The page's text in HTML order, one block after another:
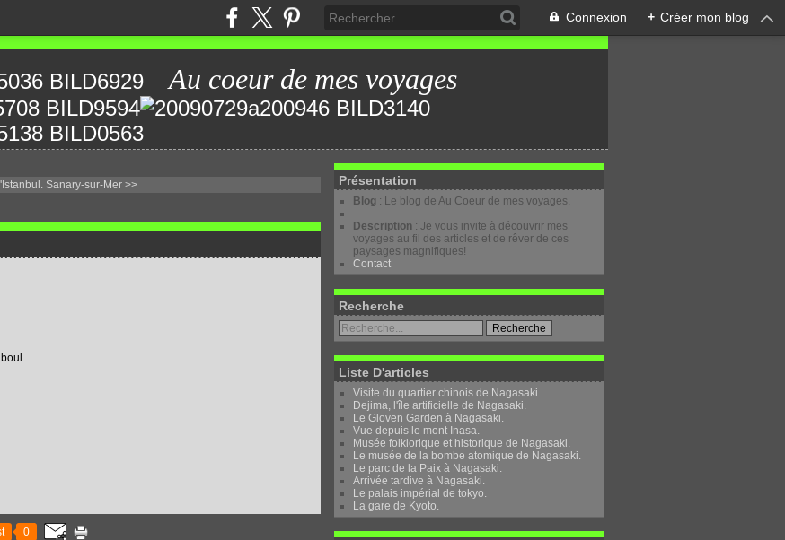
Connexion + Créer mon blog
Au coeur de mes voyages
Sanary-sur-Mer >>
0
Présentation
Blog : Le blog de Au Coeur de mes voyages.
Description : Je vous invite à découvrir mes
voyages au fil des articles et de rêver de ces
paysages magnifiques!
Contact
Recherche
Liste D'articles
Visite du quartier chinois de Nagasaki.
Dejima, l'île artificielle de Nagasaki.
Le Gloven Garden à Nagasaki.
Vue depuis le mont Inasa.
Musée folklorique et historique de Nagasaki.
Le musée de la bombe atomique de Nagasaki.
Le parc de la Paix à Nagasaki.
Arrivée tardive à Nagasaki.
Le palais impérial de tokyo.
La gare de Kyoto.